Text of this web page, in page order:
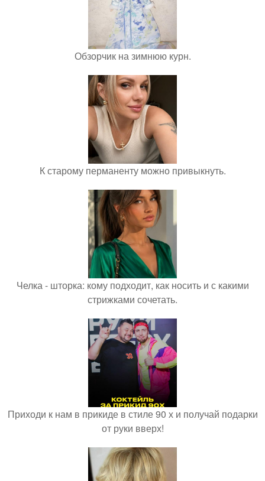
Обзорчик на зимнюю курн.
К старому перманенту можно привыкнуть.
Челка - шторка: кому подходит, как носить и с какими
стрижками сочетать.
Приходи к нам в прикиде в стиле 90 х и получай подарки
от руки вверх!